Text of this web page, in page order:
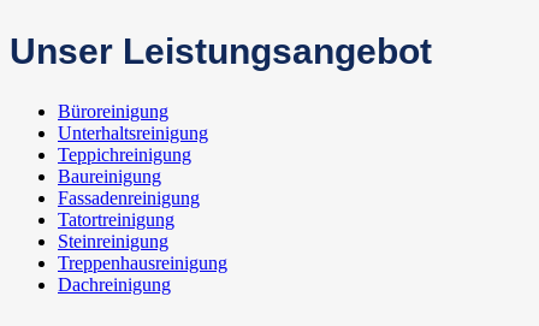
Unser Leistungsangebot
Büroreinigung
Unterhaltsreinigung
Teppichreinigung
Baureinigung
Fassadenreinigung
Tatortreinigung
Steinreinigung
Treppenhausreinigung
Dachreinigung